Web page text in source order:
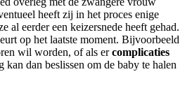
heeft zij in het proces enige
al eerder een keizersnede heeft gehad.
op het laatste moment. Bijvoorbeeld
wil worden, of als ercomplicaties
kan dan beslissen om de baby te halen